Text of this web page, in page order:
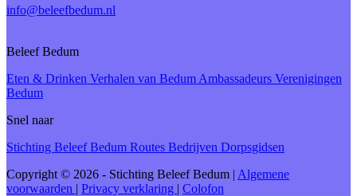
info@beleefbedum.nl
Beleef Bedum
Eten & Drinken Verhalen van Bedum Ambassadeurs Verenigingen
Bedum
Snel naar
Stichting Beleef Bedum Routes Bedrijven Dorpsgidsen
Copyright © 2026 - Stichting Beleef Bedum | Algemene
voorwaarden | Privacy verklaring | Colofon